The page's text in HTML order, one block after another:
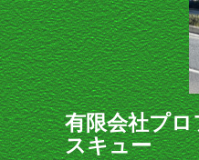
有限会社プ
スキュー